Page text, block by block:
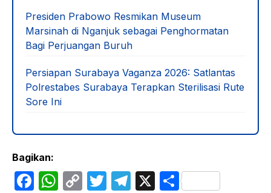
Presiden Prabowo Resmikan Museum
Marsinah di Nganjuk sebagai Penghormatan
Bagi Perjuangan Buruh
Persiapan Surabaya Vaganza 2026: Satlantas
Polrestabes Surabaya Terapkan Sterilisasi Rute
Sore Ini
Bagikan:
F
W C
T
T
X S